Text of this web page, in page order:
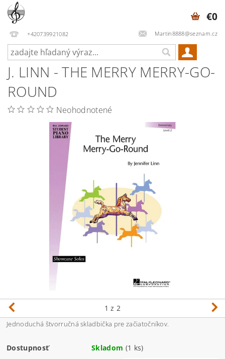
+420739921082 Martin8888@seznam.cz
€0
J. LINN - THE MERRY MERRY-GO-
ROUND
Neohodnotené
1 z 2
Jednoduchá štvorručná skladbička pre začiatočníkov.
Dostupnosť Skladom (1 ks)